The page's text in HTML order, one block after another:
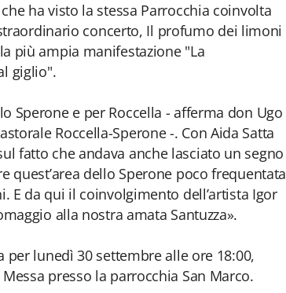
ha visto la stessa Parrocchia coinvolta
concerto, Il profumo dei limoni
più ampia manifestazione "La
giglio".
Sperone e per Roccella - afferma don Ugo
Roccella-Sperone -. Con Aida Satta
fatto che andava anche lasciato un segno
quest’area dello Sperone poco frequentata
E da qui il coinvolgimento dell’artista Igor
alla nostra amata Santuzza».
per lunedì 30 settembre alle ore 18:00,
presso la parrocchia San Marco.